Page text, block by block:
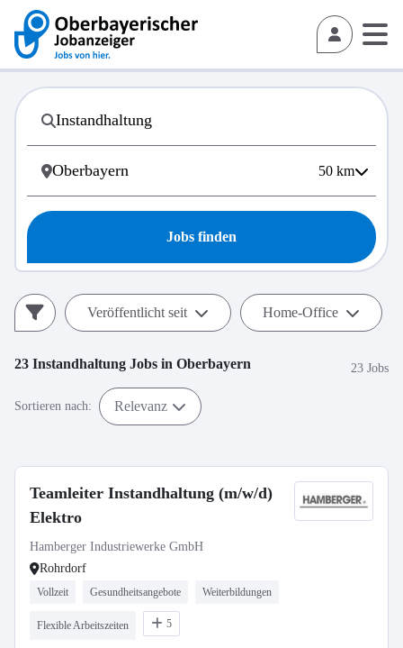
50 km
Jobs finden
Veröffentlicht seit Home-Office
23 Instandhaltung Jobs in Oberbayern 23 Jobs
Sortieren nach: Relevanz
Teamleiter Instandhaltung (m/w/d)
Elektro
Hamberger Industriewerke GmbH
Rohrdorf
Vollzeit Gesundheitsangebote Weiterbildungen
Flexible Arbeitszeiten 5